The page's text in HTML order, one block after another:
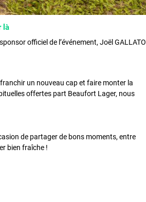
là
officiel de l’événement, Joël GALLATO
un nouveau cap et faire monter la
offertes part Beaufort Lager, nous
de partager de bons moments, entre
bien fraîche !